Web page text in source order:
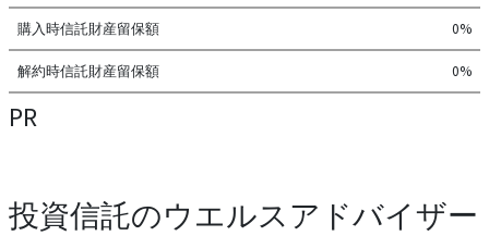
購入時信託財産留保額 0%
解約時信託財産留保額 0%
PR
投資信託のウエルスアドバイザー